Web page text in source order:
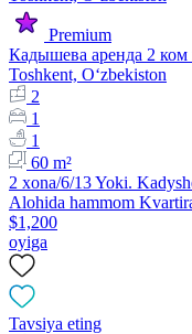
Premium
Кадышева аренда 2 ком
Toshkent, Oʻzbekiston
2
1
1
60 m²
2 xona/6/13 Yoki.
Alohida hammom
$1,200
oyiga
Tavsiya eting